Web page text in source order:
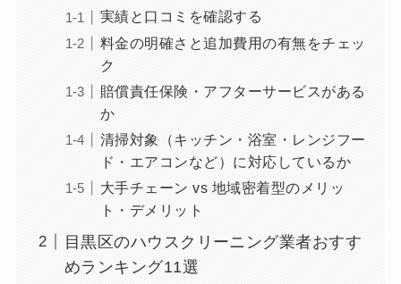
実績と口コミを確認する
料金の明確さと追加費用の有無をチェッ
ク
賠償責任保険・アフターサービスがある
か
清掃対象（キッチン・浴室・レンジフー
ド・エアコンなど）に対応しているか
大手チェーン vs 地域密着型のメリッ
ト・デメリット
目黒区のハウスクリーニング業者おすす
めランキング11選